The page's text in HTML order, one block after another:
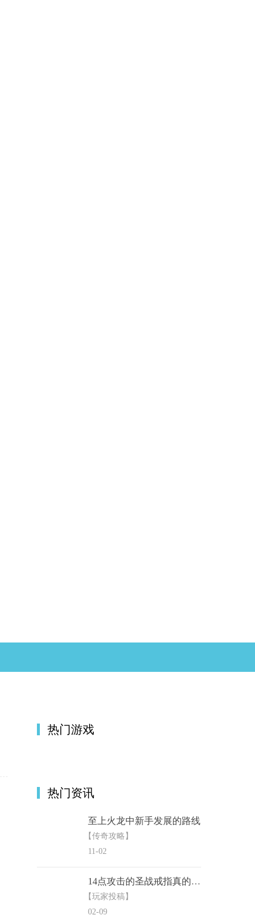
热门游戏
热门资讯
至上火龙中新手发展的路线
【传奇攻略】
11-02
14点攻击的圣战戒指真的有吗？
【玩家投稿】
02-09